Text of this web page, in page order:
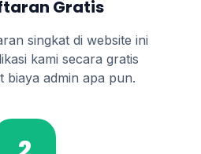
Gratis
singkat di website ini
kami secara gratis
biaya admin apa pun.